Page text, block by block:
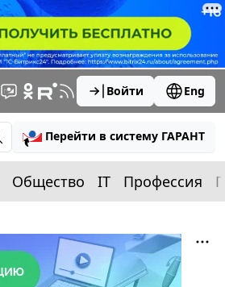
Войти Eng
Перейти в систему ГАРАНТ
Общество IT Профессия